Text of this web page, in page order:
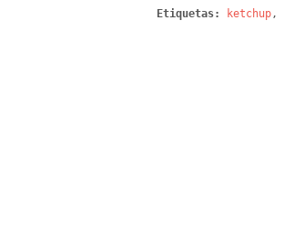
Etiquetas:
ketchup,